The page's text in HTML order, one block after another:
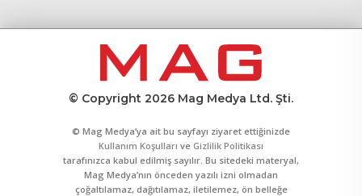
© Copyright 2026 Mag Medya Ltd. Şti.
© Mag Medya’ya ait bu sayfayı ziyaret ettiğinizde
Kullanım Koşulları ve Gizlilik Politikası
tarafınızca kabul edilmiş sayılır. Bu sitedeki materyal,
Mag Medya’nın önceden yazılı izni olmadan
çoğaltılamaz, dağıtılamaz, iletilemez, ön belleğe